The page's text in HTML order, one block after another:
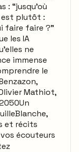
: “jusqu’où
est plutôt :
faire faire ?”
les IA
ne
immense
le
Mathiot,
et récits
écouteurs